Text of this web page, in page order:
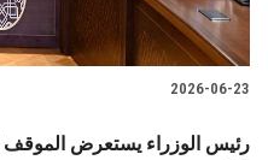
2026-06-23
رئيس الوزراء يستعرض الموقف